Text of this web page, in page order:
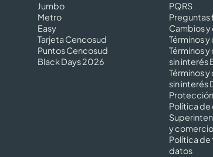
Jumbo
Metro
Easy
Tarjeta Cencosud
Puntos Cencosud
Black Days 2026
PQRS
Cambios
Términos
Términos
sin interés
Términos
sin interés
Política
y comercio
Política
datos